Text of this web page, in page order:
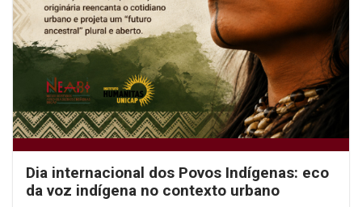
Dia internacional dos Povos Indígenas: eco
da voz indígena no contexto urbano